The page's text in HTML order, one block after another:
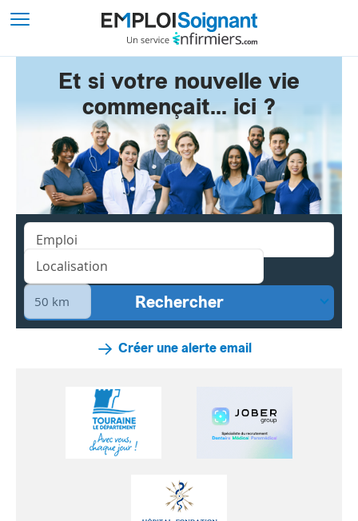
Et si votre nouvelle vie
commençait... ici ?
Créer une alerte email